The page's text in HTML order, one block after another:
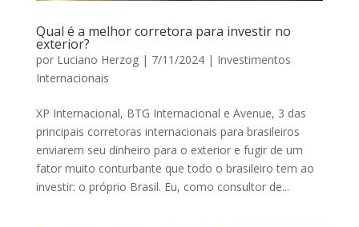
Qual é a melhor corretora para investir no
exterior?
por Luciano Herzog| 7/11/2024| Investimentos
Internacionais
XP Internacional, BTG Internacional e Avenue, 3 das
principais corretoras internacionais para brasileiros
enviarem seu dinheiro para o exterior e fugir de um
fator muito conturbante que todo o brasileiro tem ao
investir: o próprio Brasil. Eu, como consultor de...